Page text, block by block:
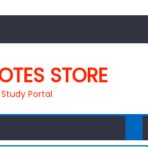
STORE
Portal